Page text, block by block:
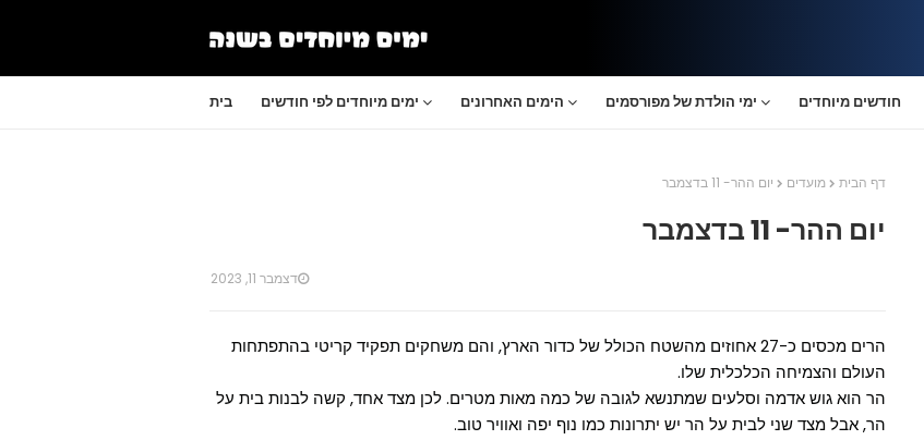
בית ימים מיוחדים לפי חודשים הימים האחרונים ימי הולדת של מפורסמים חודשים מיוחדים
דף הבית מועדים יום ההר- 11 בדצמבר
יום ההר- 11 בדצמבר
דצמבר 11, 2023
הרים מכסים כ-27 אחוזים מהשטח הכולל של כדור הארץ, והם משחקים תפקיד קריטי בהתפתחות
העולם והצמיחה הכלכלית שלו.
הר הוא גוש אדמה וסלעים שמתנשא לגובה של כמה מאות מטרים. לכן מצד אחד, קשה לבנות בית על
הר, אבל מצד שני לבית על הר יש יתרונות כמו נוף יפה ואוויר טוב.